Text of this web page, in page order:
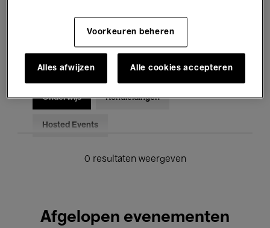
Voor iedereen Kids’ Palace
Onderwijs Rondleidingen
Hosted Events
0 resultaten weergeven
Afgelopen evenementen
Voorkeuren beheren
Alles afwijzen Alle cookies accepteren